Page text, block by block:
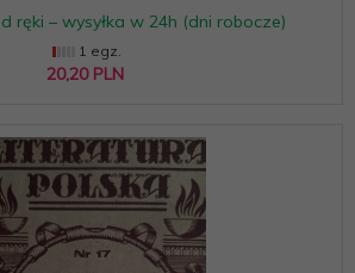
ręki – wysyłka w 24h (dni robocze)
1 egz.
20,20 PLN